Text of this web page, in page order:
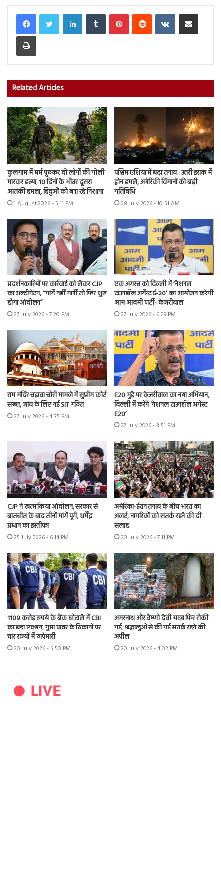
LinkedInTumblr PinterestReddit VKontakteShare via Email
Print
Related Articles
कुलगाम में धर्म पूछकर दो लोगों की गोली
मारकर हत्या, 10 दिनों के भीतर दूसरा
आतंकी हमला, हिंदुओं को बना रहे निशाना
1 August 2026 - 5:11 PM
पश्चिम एशिया में बढ़ा तनाव : उत्तरी इराक में
ड्रोन हमले, अमेरिकी विमानों की बढ़ी
गतिविधि
28 July 2026 - 10:51 AM
प्रदर्शनकारियों पर कार्रवाई को लेकर CJP
का अल्टीमेटम, “मांगें नहीं मानीं तो फिर शुरू
होगा आंदोलन”
27 July 2026 - 7:20 PM
एक अगस्त को दिल्ली में ‘नेशनल
टाउनहॉल अगेंस्ट ई-20’ का आयोजन करेगी
आम आदमी पार्टी- केजरीवाल
27 July 2026 - 6:29 PM
राम मंदिर चढ़ावा चोरी मामले में सुप्रीम कोर्ट
सख्त, जांच के लिए नई SIT गठित
27 July 2026 - 4:35 PM
E20 मुद्दे पर केजरीवाल का नया अभियान,
दिल्ली में करेंगे ‘नेशनल टाउनहॉल अगेंस्ट
E20’
27 July 2026 - 3:51 PM
CJP ने खत्म किया आंदोलन, सरकार से
बातचीत के बाद तीनों मांगें पूरी, धर्मेंद्र
प्रधान का इस्तीफा
25 July 2026 - 6:14 PM
अमेरिका-ईरान तनाव के बीच भारत का
अलर्ट, नागरिकों को सतर्क रहने की दी
सलाह
20 July 2026 - 7:11 PM
1109 करोड़ रुपये के बैंक घोटाले में CBI
का बड़ा एक्शन, गुप्ता पावर के ठिकानों पर
चार राज्यों में छापेमारी
20 July 2026 - 5:50 PM
अमरनाथ और वैष्णो देवी यात्रा फिर रोकी
गई, श्रद्धालुओं से की गई सतर्क रहने की
अपील
20 July 2026 - 4:02 PM